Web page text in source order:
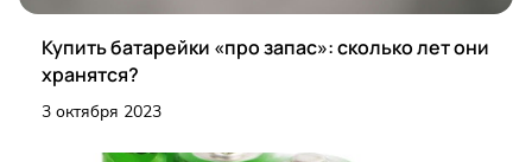
Купить батарейки «про запас»: сколько лет они
хранятся?
3 октября 2023